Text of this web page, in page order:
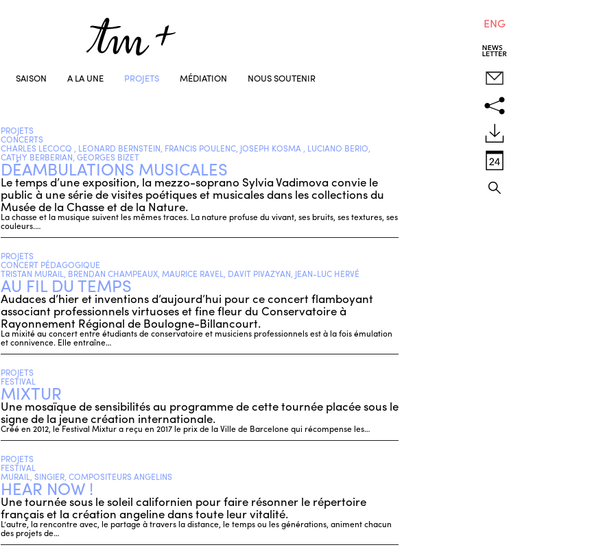
SAISON A LA UNE PROJETS MÉDIATION NOUS SOUTENIR
ENG
PROJETS
CONCERTS
CHARLES LECOCQ , LEONARD BERNSTEIN, FRANCIS POULENC, JOSEPH KOSMA , LUCIANO BERIO,
CATHY BERBERIAN, GEORGES BIZET
DÉAMBULATIONS MUSICALES
Le temps d’une exposition, la mezzo-soprano Sylvia Vadimova convie le
public à une série de visites poétiques et musicales dans les collections du
Musée de la Chasse et de la Nature.
La chasse et la musique suivent les mêmes traces. La nature profuse du vivant, ses bruits, ses textures, ses
couleurs.…
PROJETS
CONCERT PÉDAGOGIQUE
TRISTAN MURAIL, BRENDAN CHAMPEAUX, MAURICE RAVEL, DAVIT PIVAZYAN, JEAN-LUC HERVÉ
AU FIL DU TEMPS
Audaces d’hier et inventions d’aujourd’hui pour ce concert flamboyant
associant professionnels virtuoses et fine fleur du Conservatoire à
Rayonnement Régional de Boulogne-Billancourt.
La mixité au concert entre étudiants de conservatoire et musiciens professionnels est à la fois émulation
et connivence. Elle entraîne…
PROJETS
FESTIVAL
MIXTUR
Une mosaïque de sensibilités au programme de cette tournée placée sous le
signe de la jeune création internationale.
Créé en 2012, le Festival Mixtur a reçu en 2017 le prix de la Ville de Barcelone qui récompense les…
PROJETS
FESTIVAL
MURAIL, SINGIER, COMPOSITEURS ANGELINS
HEAR NOW !
Une tournée sous le soleil californien pour faire résonner le répertoire
français et la création angeline dans toute leur vitalité.
L’autre, la rencontre avec, le partage à travers la distance, le temps ou les générations, animent chacun
des projets de…